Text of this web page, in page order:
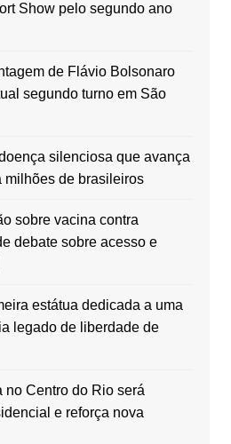
Show pelo segundo ano
de Flávio Bolsonaro
segundo turno em São
silenciosa que avança
milhões de brasileiros
sobre vacina contra
debate sobre acesso e
estátua dedicada a uma
legado de liberdade de
no Centro do Rio será
e reforça nova